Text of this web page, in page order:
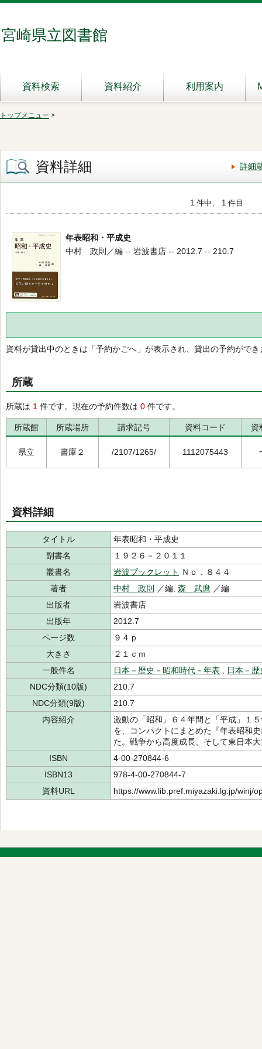
宮崎県立図書館
資料検索 資料紹介 利用案内
トップメニュー >
資料詳細 詳細
1 件中、 1 件目
年表昭和・平成史
中村 政則／編 -- 岩波書店 -- 2012.7 -- 210.7
資料が貸出中のときは「予約かごへ」が表示され、貸出の予約ができ
所蔵
所蔵は 1 件です。現在の予約件数は 0 件です。
所蔵館 所蔵場所 請求記号 資料コード 資
県立 書庫２ /2107/1265/ 1112075443
資料詳細
タイトル
年表昭和・平成史
副書名
１９２６－２０１１
叢書名
岩波ブックレット
Ｎｏ．８４４
著者
中村 政則 ／編, 森 武麿 ／編
出版者
岩波書店
出版年
2012.7
ページ数
９４ｐ
大きさ
２１ｃｍ
一般件名
日本－歴史－昭和時代－年表
日本－
NDC分類(10版)
210.7
NDC分類(9版)
210.7
内容紹介
激動の「昭和」６４年間と「平成」１
を、コンパクトにまとめた『年表昭和
た。戦争から高度成長、そして東日本
ISBN
4-00-270844-6
ISBN13
978-4-00-270844-7
資料URL
https://www.lib.pref.miyazaki.lg.jp/winj/